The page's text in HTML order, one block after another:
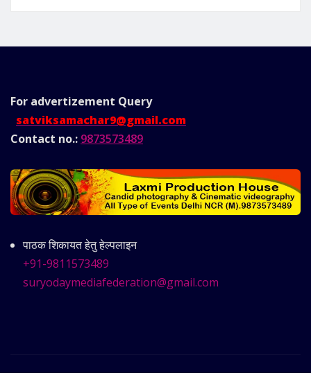
For advertizement Query
satviksamachar9@gmail.com
Contact no.: 9873573489
पाठक शिकायत हेतु हेल्पलाइन
+91-9811573489
suryodaymediafederation@gmail.com